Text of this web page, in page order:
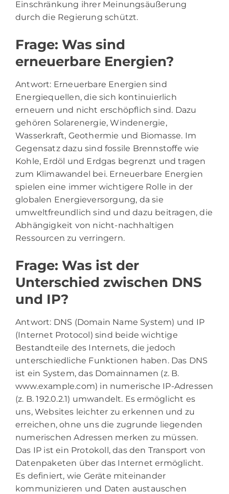
Einschränkung ihrer Meinungsäußerung
durch die Regierung schützt.
Frage: Was sind
erneuerbare Energien?
Antwort: Erneuerbare Energien sind
Energiequellen, die sich kontinuierlich
erneuern und nicht erschöpflich sind. Dazu
gehören Solarenergie, Windenergie,
Wasserkraft, Geothermie und Biomasse. Im
Gegensatz dazu sind fossile Brennstoffe wie
Kohle, Erdöl und Erdgas begrenzt und tragen
zum Klimawandel bei. Erneuerbare Energien
spielen eine immer wichtigere Rolle in der
globalen Energieversorgung, da sie
umweltfreundlich sind und dazu beitragen, die
Abhängigkeit von nicht-nachhaltigen
Ressourcen zu verringern.
Frage: Was ist der
Unterschied zwischen DNS
und IP?
Antwort: DNS (Domain Name System) und IP
(Internet Protocol) sind beide wichtige
Bestandteile des Internets, die jedoch
unterschiedliche Funktionen haben. Das DNS
ist ein System, das Domainnamen (z. B.
www.example.com) in numerische IP-Adressen
(z. B. 192.0.2.1) umwandelt. Es ermöglicht es
uns, Websites leichter zu erkennen und zu
erreichen, ohne uns die zugrunde liegenden
numerischen Adressen merken zu müssen.
Das IP ist ein Protokoll, das den Transport von
Datenpaketen über das Internet ermöglicht.
Es definiert, wie Geräte miteinander
kommunizieren und Daten austauschen